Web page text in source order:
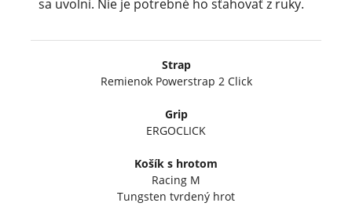
sa uvolní. Nie je potrebné ho sťahovať z ruky.
Strap
Remienok Powerstrap 2 Click
Grip
ERGOCLICK
Košík s hrotom
Racing M
Tungsten tvrdený hrot